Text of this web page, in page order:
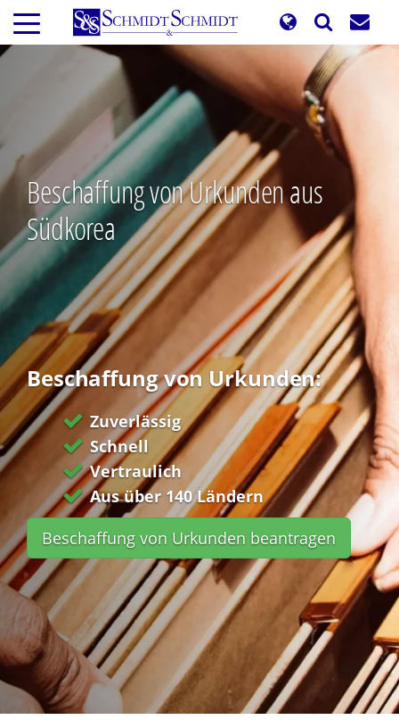
Direkt
zum
Inhalt
Beschaffung von Urkunden aus
Südkorea
Beschaffung von Urkunden:
Zuverlässig
Schnell
Vertraulich
Aus über 140 Ländern
Beschaffung von Urkunden beantragen